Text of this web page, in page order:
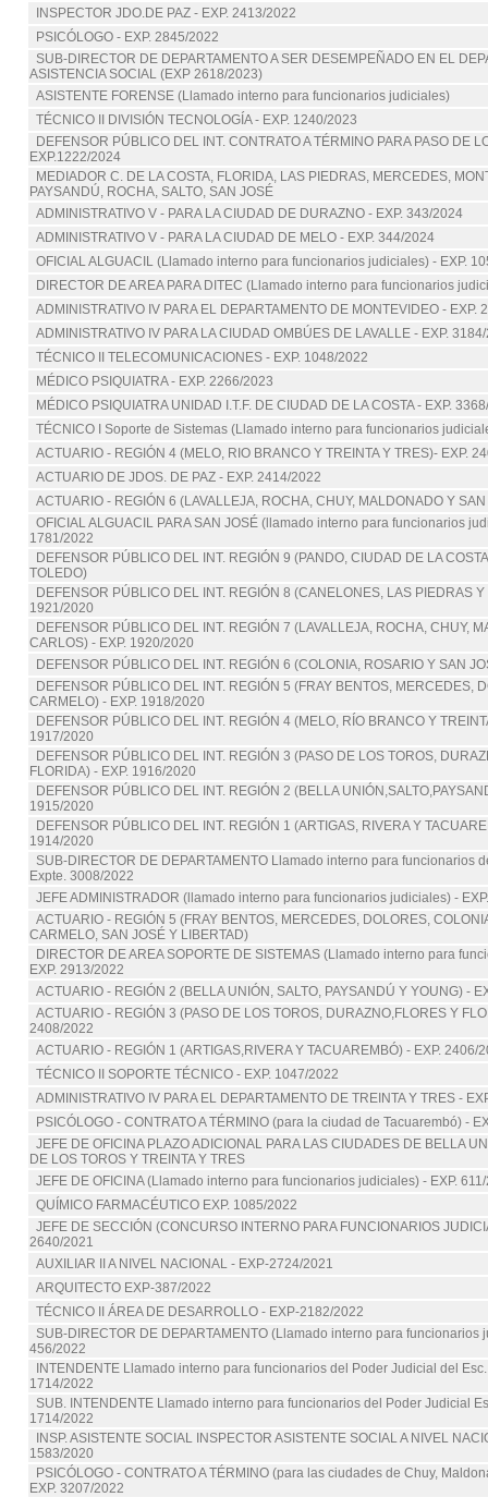
INSPECTOR JDO.DE PAZ - EXP. 2413/2022
PSICÓLOGO - EXP. 2845/2022
SUB-DIRECTOR DE DEPARTAMENTO A SER DESEMPEÑADO EN EL
ASISTENCIA SOCIAL (EXP 2618/2023)
ASISTENTE FORENSE (Llamado interno para funcionarios judiciales)
TÉCNICO II DIVISIÓN TECNOLOGÍA - EXP. 1240/2023
DEFENSOR PÚBLICO DEL INT. CONTRATO A TÉRMINO PARA PASO DE
EXP.1222/2024
MEDIADOR C. DE LA COSTA, FLORIDA, LAS PIEDRAS, MERCEDES,
PAYSANDÚ, ROCHA, SALTO, SAN JOSÉ
ADMINISTRATIVO V - PARA LA CIUDAD DE DURAZNO - EXP. 343/2024
ADMINISTRATIVO V - PARA LA CIUDAD DE MELO - EXP. 344/2024
OFICIAL ALGUACIL (Llamado interno para funcionarios judiciales) - EXP.
DIRECTOR DE AREA PARA DITEC (Llamado interno para funcionarios
ADMINISTRATIVO IV PARA EL DEPARTAMENTO DE MONTEVIDEO - EXP.
ADMINISTRATIVO IV PARA LA CIUDAD OMBÚES DE LAVALLE - EXP.
TÉCNICO II TELECOMUNICACIONES - EXP. 1048/2022
MÉDICO PSIQUIATRA - EXP. 2266/2023
MÉDICO PSIQUIATRA UNIDAD I.T.F. DE CIUDAD DE LA COSTA - EXP.
TÉCNICO I Soporte de Sistemas (Llamado interno para funcionarios
ACTUARIO - REGIÓN 4 (MELO, RIO BRANCO Y TREINTA Y TRES)- EXP.
ACTUARIO DE JDOS. DE PAZ - EXP. 2414/2022
ACTUARIO - REGIÓN 6 (LAVALLEJA, ROCHA, CHUY, MALDONADO Y
OFICIAL ALGUACIL PARA SAN JOSÉ (llamado interno para funcionarios
1781/2022
DEFENSOR PÚBLICO DEL INT. REGIÓN 9 (PANDO, CIUDAD DE LA
TOLEDO)
DEFENSOR PÚBLICO DEL INT. REGIÓN 8 (CANELONES, LAS PIEDRAS Y
1921/2020
DEFENSOR PÚBLICO DEL INT. REGIÓN 7 (LAVALLEJA, ROCHA, CHUY,
CARLOS) - EXP. 1920/2020
DEFENSOR PÚBLICO DEL INT. REGIÓN 6 (COLONIA, ROSARIO Y SAN
DEFENSOR PÚBLICO DEL INT. REGIÓN 5 (FRAY BENTOS, MERCEDES,
CARMELO) - EXP. 1918/2020
DEFENSOR PÚBLICO DEL INT. REGIÓN 4 (MELO, RÍO BRANCO Y
1917/2020
DEFENSOR PÚBLICO DEL INT. REGIÓN 3 (PASO DE LOS TOROS,
FLORIDA) - EXP. 1916/2020
DEFENSOR PÚBLICO DEL INT. REGIÓN 2 (BELLA
1915/2020
DEFENSOR PÚBLICO DEL INT. REGIÓN 1 (ARTIGAS, RIVERA Y
1914/2020
SUB-DIRECTOR DE DEPARTAMENTO Llamado interno para funcionarios
Expte. 3008/2022
JEFE ADMINISTRADOR (llamado interno para funcionarios judiciales) -
ACTUARIO - REGIÓN 5 (FRAY BENTOS, MERCEDES, DOLORES,
CARMELO, SAN JOSÉ Y LIBERTAD)
DIRECTOR DE AREA SOPORTE DE SISTEMAS (Llamado interno para
EXP. 2913/2022
ACTUARIO - REGIÓN 2 (BELLA UNIÓN, SALTO, PAYSANDÚ Y YOUNG) -
ACTUARIO - REGIÓN 3 (PASO DE LOS TOROS, DURAZNO,FLORES Y
2408/2022
ACTUARIO - REGIÓN 1 (ARTIGAS,RIVERA Y TACUAREMBÓ) - EXP. 2406/
TÉCNICO II SOPORTE TÉCNICO - EXP. 1047/2022
ADMINISTRATIVO IV PARA EL DEPARTAMENTO DE TREINTA Y TRES -
PSICÓLOGO - CONTRATO A TÉRMINO (para la ciudad de Tacuarembó) -
JEFE DE OFICINA PLAZO ADICIONAL PARA LAS CIUDADES DE BELLA
DE LOS TOROS Y TREINTA Y TRES
JEFE DE OFICINA (Llamado interno para funcionarios judiciales) - EXP.
QUÍMICO FARMACÉUTICO EXP. 1085/2022
JEFE DE SECCIÓN (CONCURSO INTERNO PARA FUNCIONARIOS
2640/2021
AUXILIAR II A NIVEL NACIONAL - EXP-2724/2021
ARQUITECTO EXP-387/2022
TÉCNICO II ÁREA DE DESARROLLO - EXP-2182/2022
SUB-DIRECTOR DE DEPARTAMENTO (Llamado interno para funcionarios
456/2022
INTENDENTE Llamado interno para funcionarios del Poder Judicial del Esc.
1714/2022
SUB. INTENDENTE Llamado interno para funcionarios del Poder Judicial
1714/2022
INSP. ASISTENTE SOCIAL INSPECTOR ASISTENTE SOCIAL A NIVEL
1583/2020
PSICÓLOGO - CONTRATO A TÉRMINO (para las ciudades de Chuy,
EXP. 3207/2022